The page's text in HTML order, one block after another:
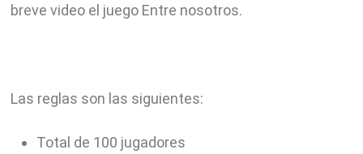
breve video el juego Entre nosotros.
Las reglas son las siguientes:
Total de 100 jugadores